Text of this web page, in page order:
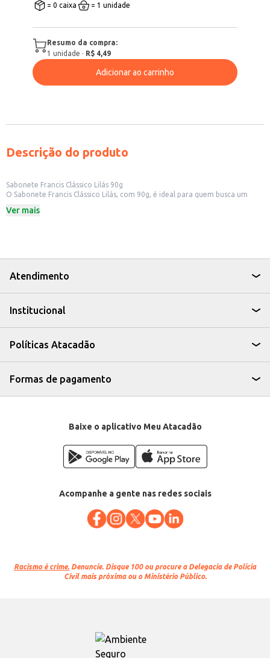
= 0 caixa = 1 unidade
Resumo da compra:
1 unidade · R$ 4,49
Adicionar ao carrinho
Descrição do produto
Sabonete Francis Clássico Lilás 90g
O Sabonete Francis Clássico Lilás, com 90g, é ideal para quem busca um
diário, o sabonete em barra Francis é uma opção para quem procura um
estabelecimentos.
Ideal para quem aprecia a fragrância floral suave do lilás.
O Sabonete Francis Clássico Lilás oferece uma experiência de limpeza e
Ver mais
Atendimento
Institucional
Políticas Atacadão
Formas de pagamento
Baixe o aplicativo Meu Atacadão
Acompanhe a gente nas redes sociais
Racismo é crime. Denuncie. Disque 100 ou procure a Delegacia de Polícia
Civil mais próxima ou o Ministério Público.